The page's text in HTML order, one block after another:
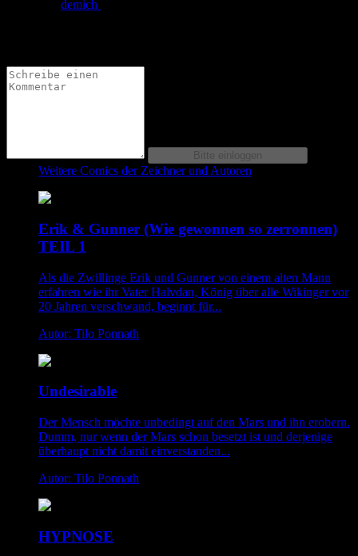
demich
Weitere Comics der Zeichner und Autoren
Erik & Gunner (Wie gewonnen so zerronnen)
TEIL 1
Als die Zwillinge Erik und Gunner von einem alten Mann
erfahren wie ihr Vater Halvdan, König über alle Wikinger vor
20 Jahren verschwand, beginnt für...
Autor: Tilo Ponnath
Undesirable
Der Mensch möchte unbedingt auf den Mars und ihn erobern.
Dumm, nur wenn der Mars schon besetzt ist und derjenige
überhaupt nicht damit einverstanden...
Autor: Tilo Ponnath
HYPNOSE